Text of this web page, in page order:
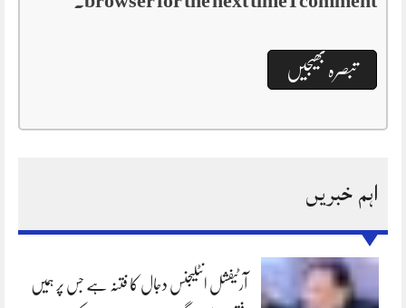
اہم خبریں
آرٹیفشل انٹلیجنس دجال کا فتنہ ہے جس پر ہمیں